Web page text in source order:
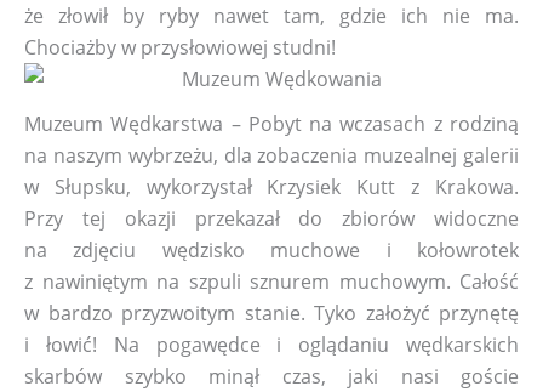
że złowił by ryby nawet tam, gdzie ich nie ma.
Chociażby w przysłowiowej studni!
Muzeum Wędkarstwa – Pobyt na wczasach z rodziną
na naszym wybrzeżu, dla zobaczenia muzealnej galerii
w Słupsku, wykorzystał Krzysiek Kutt z Krakowa.
Przy tej okazji przekazał do zbiorów widoczne
na zdjęciu wędzisko muchowe i kołowrotek
z nawiniętym na szpuli sznurem muchowym. Całość
w bardzo przyzwoitym stanie. Tyko założyć przynętę
i łowić! Na pogawędce i oglądaniu wędkarskich
skarbów szybko minął czas, jaki nasi goście